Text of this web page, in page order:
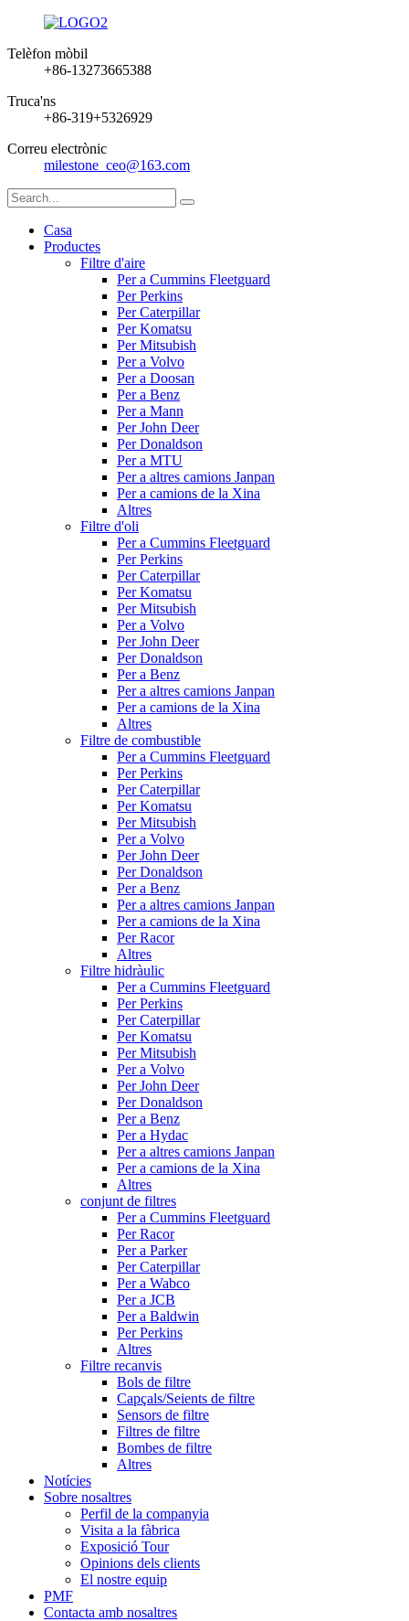
Telèfon mòbil
+86-13273665388
Truca'ns
+86-319+5326929
Correu electrònic
milestone_ceo@163.com
Casa
Productes
Filtre d'aire
Per a Cummins Fleetguard
Per Perkins
Per Caterpillar
Per Komatsu
Per Mitsubish
Per a Volvo
Per a Doosan
Per a Benz
Per a Mann
Per John Deer
Per Donaldson
Per a MTU
Per a altres camions Janpan
Per a camions de la Xina
Altres
Filtre d'oli
Per a Cummins Fleetguard
Per Perkins
Per Caterpillar
Per Komatsu
Per Mitsubish
Per a Volvo
Per John Deer
Per Donaldson
Per a Benz
Per a altres camions Janpan
Per a camions de la Xina
Altres
Filtre de combustible
Per a Cummins Fleetguard
Per Perkins
Per Caterpillar
Per Komatsu
Per Mitsubish
Per a Volvo
Per John Deer
Per Donaldson
Per a Benz
Per a altres camions Janpan
Per a camions de la Xina
Per Racor
Altres
Filtre hidràulic
Per a Cummins Fleetguard
Per Perkins
Per Caterpillar
Per Komatsu
Per Mitsubish
Per a Volvo
Per John Deer
Per Donaldson
Per a Benz
Per a Hydac
Per a altres camions Janpan
Per a camions de la Xina
Altres
conjunt de filtres
Per a Cummins Fleetguard
Per Racor
Per a Parker
Per Caterpillar
Per a Wabco
Per a JCB
Per a Baldwin
Per Perkins
Altres
Filtre recanvis
Bols de filtre
Capçals/Seients de filtre
Sensors de filtre
Filtres de filtre
Bombes de filtre
Altres
Notícies
Sobre nosaltres
Perfil de la companyia
Visita a la fàbrica
Exposició Tour
Opinions dels clients
El nostre equip
PMF
Contacta amb nosaltres